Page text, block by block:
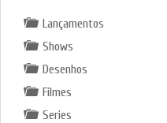
Lançamentos
Shows
Desenhos
Filmes
Series